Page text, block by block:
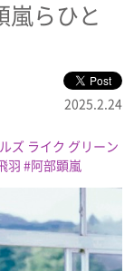
嵐らひと
2025.2.24
ズ ライク グリーン
羽 阿部顕嵐